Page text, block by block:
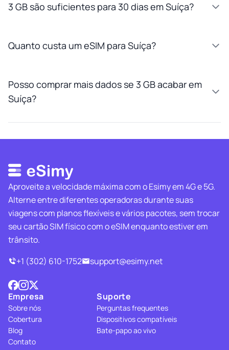
3 GB são suficientes para 30 dias em Suíça?
Quanto custa um eSIM para Suíça?
Posso comprar mais dados se 3 GB acabar em
Suíça?
Aproveite a velocidade máxima com o Esimy em 4G e 5G.
Alterne entre diferentes operadoras durante suas
viagens com planos flexíveis e vários pacotes, sem trocar
seu cartão SIM físico com o eSIM enquanto estiver em
trânsito.
+1 (302) 610-1752
support@esimy.net
Empresa
Sobre nós
Cobertura
Blog
Contato
Suporte
Perguntas frequentes
Dispositivos compatíveis
Bate-papo ao vivo